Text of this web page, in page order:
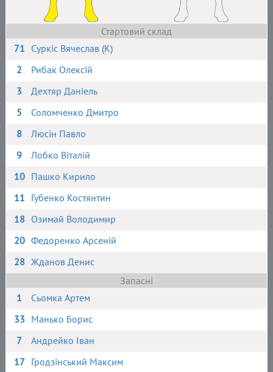
Стартовий склад
71 Суркіс Вячеслав (К)
2
Рибак Олексій
3
Дехтяр Даніель
5
Соломченко Дмитро
8
Люсін Павло
9
Лобко Віталій
10 Пашко Кирило
11 Губенко Костянтин
18 Озимай Володимир
20 Федоренко Арсеній
28 Жданов Денис
Запасні
1
Сьомка Артем
33 Манько Борис
7
Андрейко Іван
17 Гродзінський Максим